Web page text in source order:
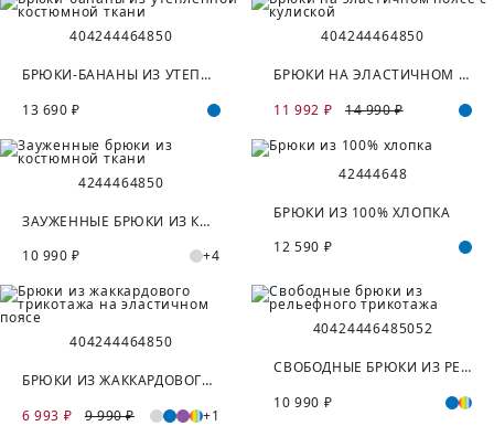
404244464850
БРЮКИ-БАНАНЫ ИЗ УТЕПЛЕННОЙ КОСТЮМНОЙ ТКАНИ
13 690 ₽
404244464850
БРЮКИ НА ЭЛАСТИЧНОМ ПОЯСЕ С КУЛИСКОЙ
11 992 ₽
14 990 ₽
4244464850
ЗАУЖЕННЫЕ БРЮКИ ИЗ КОСТЮМНОЙ ТКАНИ
10 990 ₽
+4
42444648
БРЮКИ ИЗ 100% ХЛОПКА
12 590 ₽
404244464850
БРЮКИ ИЗ ЖАККАРДОВОГО ТРИКОТАЖА НА ЭЛАСТИЧНОМ ПОЯСЕ
6 993 ₽
9 990 ₽ +1
40424446485052
СВОБОДНЫЕ БРЮКИ ИЗ РЕЛЬЕФНОГО ТРИКОТАЖА
10 990 ₽